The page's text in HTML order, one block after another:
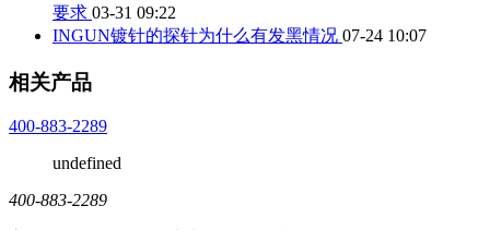
要求 03-31 09:22
INGUN镀针的探针为什么有发黑情况 07-24 10:07
相关产品
400-883-2289
undefined
400-883-2289